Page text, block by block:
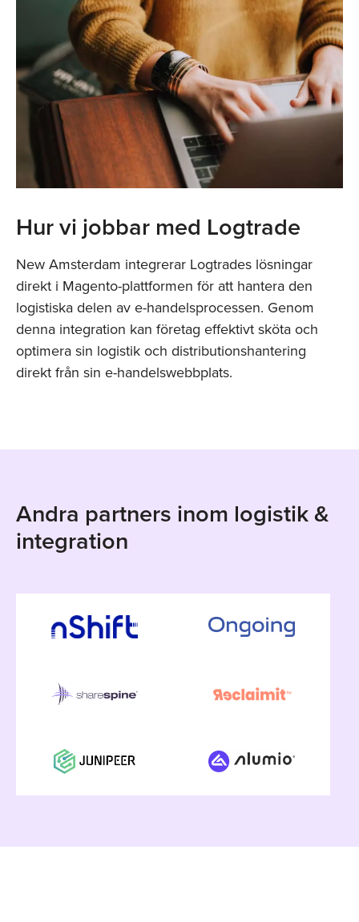
Hur vi jobbar med Logtrade
New Amsterdam integrerar Logtrades lösningar
direkt i Magento-plattformen för att hantera den
logistiska delen av e-handelsprocessen. Genom
denna integration kan företag effektivt sköta och
optimera sin logistik och distributionshantering
direkt från sin e-handelswebbplats.
Andra partners inom logistik &
integration